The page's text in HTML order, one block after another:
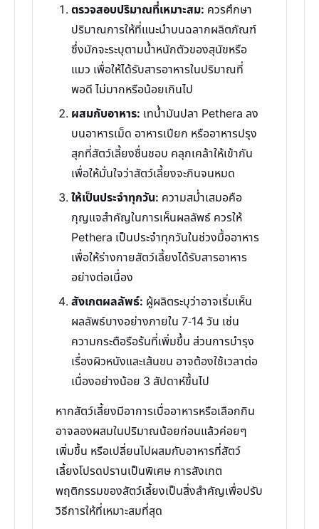
ตรวจสอบปริมาณที่เหมาะสม: ควรศึกษา
ปริมาณการให้ที่แนะนำบนฉลากผลิตภัณฑ์
ซึ่งมักจะระบุตามน้ำหนักตัวของสุนัขหรือ
แมว เพื่อให้ได้รับสารอาหารในปริมาณที่
พอดี ไม่มากหรือน้อยเกินไป
ผสมกับอาหาร: เทน้ำมันปลา Pethera ลง
บนอาหารเม็ด อาหารเปียก หรืออาหารปรุง
สุกที่สัตว์เลี้ยงชื่นชอบ คลุกเคล้าให้เข้ากัน
เพื่อให้มั่นใจว่าสัตว์เลี้ยงจะกินจนหมด
ให้เป็นประจำทุกวัน: ความสม่ำเสมอคือ
กุญแจสำคัญในการเห็นผลลัพธ์ ควรให้
Pethera เป็นประจำทุกวันในช่วงมื้ออาหาร
เพื่อให้ร่างกายสัตว์เลี้ยงได้รับสารอาหาร
อย่างต่อเนื่อง
สังเกตผลลัพธ์: ผู้ผลิตระบุว่าอาจเริ่มเห็น
ผลลัพธ์บางอย่างภายใน 7-14 วัน เช่น
ความกระตือรือร้นที่เพิ่มขึ้น ส่วนการบำรุง
เรื่องผิวหนังและเส้นขน อาจต้องใช้เวลาต่อ
เนื่องอย่างน้อย 3 สัปดาห์ขึ้นไป
หากสัตว์เลี้ยงมีอาการเบื่ออาหารหรือเลือกกิน
อาจลองผสมในปริมาณน้อยก่อนแล้วค่อยๆ
เพิ่มขึ้น หรือเปลี่ยนไปผสมกับอาหารที่สัตว์
เลี้ยงโปรดปรานเป็นพิเศษ การสังเกต
พฤติกรรมของสัตว์เลี้ยงเป็นสิ่งสำคัญเพื่อปรับ
วิธีการให้ที่เหมาะสมที่สุด